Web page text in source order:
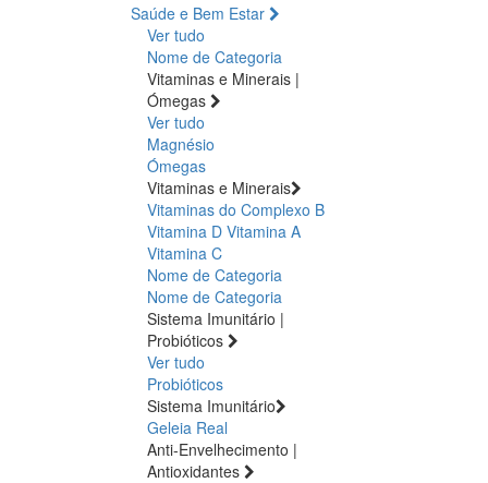
Saúde e Bem Estar
Ver tudo
Nome de Categoria
Vitaminas e Minerais |
Ómegas
Ver tudo
Magnésio
Ómegas
Vitaminas e Minerais
Vitaminas do Complexo B
Vitamina D Vitamina A
Vitamina C
Nome de Categoria
Nome de Categoria
Sistema Imunitário |
Probióticos
Ver tudo
Probióticos
Sistema Imunitário
Geleia Real
Anti-Envelhecimento |
Antioxidantes